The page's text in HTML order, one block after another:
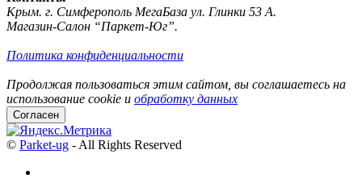
Крым. г. Симферополь МегаБаза ул. Глинки 53 А.
Магазин-Салон “Паркет-Юг”.
Политика конфиденциальности
Продолжая пользоваться этим сайтом, вы соглашаетесь на
использование cookie и обработку данных
Согласен
© Parket-ug - All Rights Reserved